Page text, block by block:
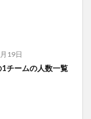
19日
チームの人数一覧